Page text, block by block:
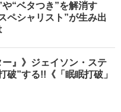
“ベタつき”を解消す
ペシャリスト”が生み出
ー』》ジェイソン・ステ
破”する!!《「眠眠打破」